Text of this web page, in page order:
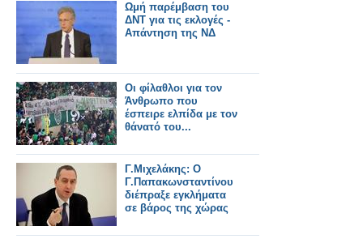
Ωμή παρέμβαση του
ΔΝΤ για τις εκλογές -
Απάντηση της ΝΔ
Οι φίλαθλοι για τον
Άνθρωπο που
έσπειρε ελπίδα με τον
θάνατό του...
Γ.Μιχελάκης: Ο
Γ.Παπακωνσταντίνου
διέπραξε εγκλήματα
σε βάρος της χώρας